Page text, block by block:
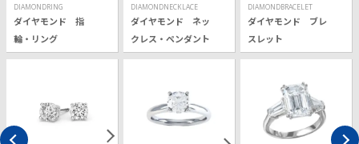
DIAMONDRING
ダイヤモンド 指
輪・リング
DIAMONDNECKLACE
ダイヤモンド ネッ
クレス・ペンダント
DIAMONDBRACELET
ダイヤモンド ブレ
スレット